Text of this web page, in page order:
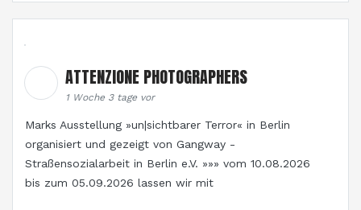
ATTENZIONE PHOTOGRAPHERS
1 Woche 3 tage vor
Marks Ausstellung »un|sichtbarer Terror« in Berlin
organisiert und gezeigt von Gangway -
Straßensozialarbeit in Berlin e.V. »»» vom 10.08.2026
bis zum 05.09.2026 lassen wir mit